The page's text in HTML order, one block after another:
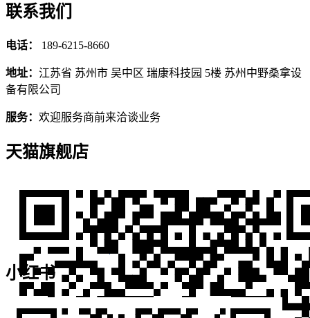
联系我们
电话： 189-6215-8660
地址： 江苏省 苏州市 吴中区 瑞康科技园 5楼 苏州中野桑拿设
备有限公司
服务： 欢迎服务商前来洽谈业务
天猫旗舰店
小红书